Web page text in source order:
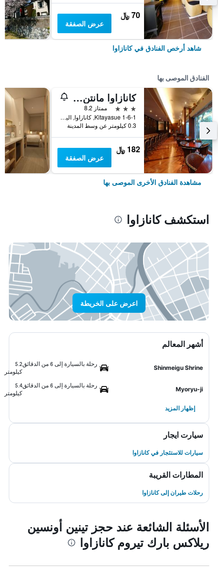
70 ﷼
عرض الصفقة
شاهد أرخص الفنادق في كانازاوا
الفنادق الموصى بها
كانازاوا مانتن هوتل إكيماي
3 نجوم
ممتاز 8.2
1-6-1 Kitayasue, كانازاوا, اليابان
0.3 كيلومتر عن وسط المدينة
182 ﷼
عرض الصفقة
مشاهدة الفنادق الأخرى الموصى بها
استكشف كانازاوا
اعرض على الخريطة
أشهر المعالم
Shinmeigu Shrine
رحلة بالسيارة إلى 6 من الدقائق
5.2
كيلومتر
Myoryu-ji
رحلة بالسيارة إلى 6 من الدقائق
5.4
كيلومتر
إظهار المزيد
سيارت ايجار
سيارات للاستئجار في كانازاوا
المطارات القريبة
رحلات طيران إلى كانازاوا
الأسئلة الشائعة عند حجز تينين أونسين
ريلاكس بارك تيروم كانازاوا